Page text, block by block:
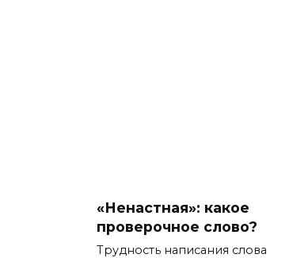
«Ненастная»: какое
проверочное слово?
Трудность написания слова